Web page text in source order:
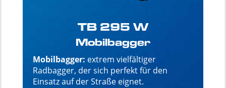
TB 295 W
Mobilbagger
Mobilbagger: extrem vielfältiger
Radbagger, der sich perfekt für den
Einsatz auf der Straße eignet.